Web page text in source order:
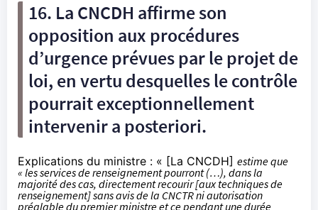
16. La CNCDH affirme son
opposition aux procédures
d’urgence prévues par le projet de
loi, en vertu desquelles le contrôle
pourrait exceptionnellement
intervenir a posteriori.
Explications du ministre : « [La CNCDH] estime que
« les services de renseignement pourront (…), dans la
majorité des cas, directement recourir [aux techniques de
renseignement] sans avis de la CNCTR ni autorisation
préalable du premier ministre et ce pendant une durée